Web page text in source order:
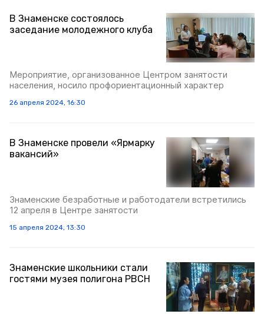
В Знаменске состоялось
заседание молодежного клуба
Мероприятие, организованное Центром занятости
населения, носило профориентационный характер
26 апреля 2024, 16:30
В Знаменске провели «Ярмарку
вакансий»
Знаменские безработные и работодатели встретились
12 апреля в Центре занятости
15 апреля 2024, 13:30
Знаменские школьники стали
гостями музея полигона РВСН